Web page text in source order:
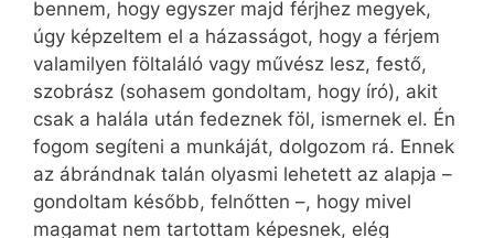
bennem, hogy egyszer majd férjhez megyek,
úgy képzeltem el a házasságot, hogy a férjem
valamilyen föltaláló vagy művész lesz, festő,
szobrász (sohasem gondoltam, hogy író), akit
csak a halála után fedeznek föl, ismernek el. Én
fogom segíteni a munkáját, dolgozom rá. Ennek
az ábrándnak talán olyasmi lehetett az alapja –
gondoltam később, felnőtten –, hogy mivel
magamat nem tartottam képesnek, elég